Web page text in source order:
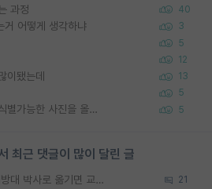
과정 40
거 어떻게 생각하냐 3
5
12
이됐는데 13
5
정보보안 연구하는 입장에선 식별가능한 사진을 올리는건 비추이긴함 5
최근 댓글이 많이 달린 글
SSH 박사과정을 그만두고 지방대 박사로 옮기면 교수의 꿈은 끝일까요? 21